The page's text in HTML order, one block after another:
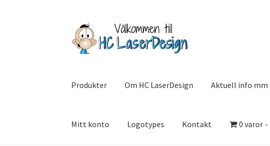
Hoppa
till
navigering
Hoppa
till
innehåll
Produkter Om HC LaserDesign Aktuell info mm
Mitt konto Logotypes Kontakt 0 varor